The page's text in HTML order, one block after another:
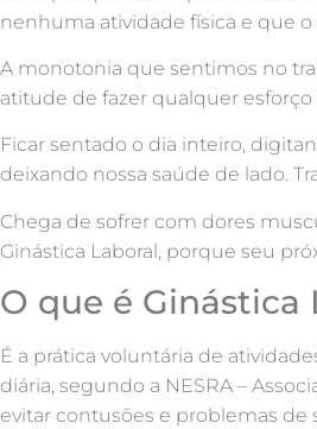
nenhuma atividade física e que
A monotonia que sentimos no
atitude de fazer qualquer
Ficar sentado o dia inteiro,
deixando nossa saúde de lado.
Chega de sofrer com dores
Ginástica Laboral, porque seu
O que é Ginástica
É a prática voluntária de
diária, segundo a NESRA –
evitar contusões e problemas de